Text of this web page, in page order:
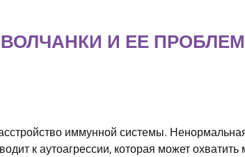
И ЕЕ ПРОБЛЕМ
иммунной системы.
к аутоагрессии, которая может охватить